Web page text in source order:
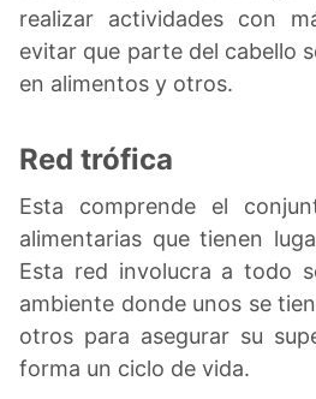
realizar actividades con
evitar que parte del cabello
en alimentos y otros.
Red trófica
Esta comprende el
alimentarias que tienen
Esta red involucra a todo
ambiente donde unos se
otros para asegurar su
forma un ciclo de vida.